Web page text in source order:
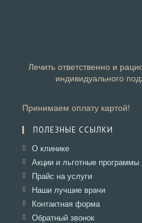
Лечить ответственно и
индивидуального
Принимаем оплату картой!
ПОЛЕЗНЫЕ ССЫЛКИ
О клиникеОткроется
в
вкладке
Акции и льготные программы
Прайс на услугиОткроется
в
вкладке
Наши лучшие врачиОткроется
Контактная формаОткроется
Обратный звонокОткроется